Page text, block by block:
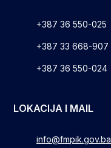
+387 36 550-025
+387 33 668-907
+387 36 550-024
LOKACIJA I MAIL
info@fmpik.gov.ba